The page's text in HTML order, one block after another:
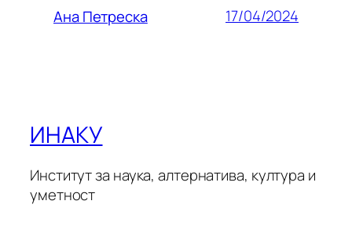
Ана Петреска 17/04/2024
ИНАКУ
Институт за наука, алтернатива, култура и
уметност